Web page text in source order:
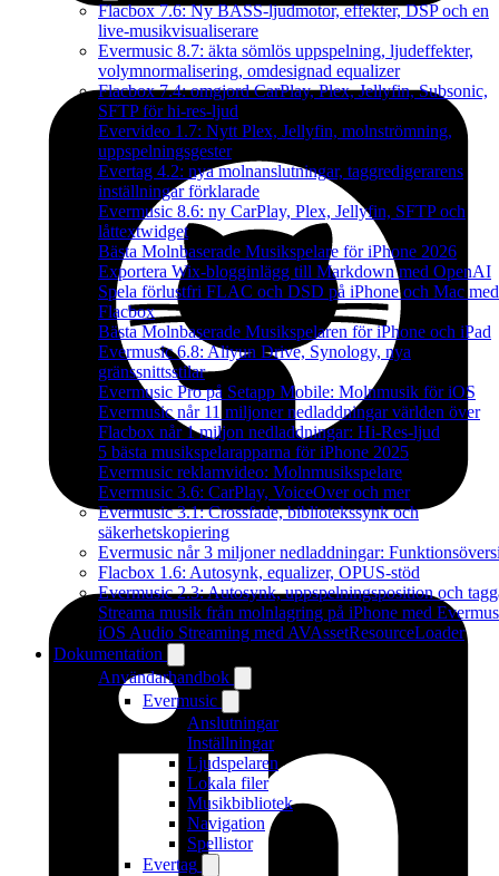
Flacbox 7.6: Ny BASS-ljudmotor, effekter, DSP och en
live-musikvisualiserare
Evermusic 8.7: äkta sömlös uppspelning, ljudeffekter,
volymnormalisering, omdesignad equalizer
Flacbox 7.4: omgjord CarPlay, Plex, Jellyfin, Subsonic,
SFTP för hi-res-ljud
Evervideo 1.7: Nytt Plex, Jellyfin, molnströmning,
uppspelningsgester
Evertag 4.2: nya molnanslutningar, taggredigerarens
inställningar förklarade
Evermusic 8.6: ny CarPlay, Plex, Jellyfin, SFTP och
låttextwidget
Bästa Molnbaserade Musikspelare för iPhone 2026
Exportera Wix-blogginlägg till Markdown med OpenAI
Spela förlustfri FLAC och DSD på iPhone och Mac med
Flacbox
Bästa Molnbaserade Musikspelaren för iPhone och iPad
Evermusic 6.8: Aliyun Drive, Synology, nya
gränssnittsstilar
Evermusic Pro på Setapp Mobile: Molnmusik för iOS
Evermusic når 11 miljoner nedladdningar världen över
Flacbox når 1 miljon nedladdningar: Hi-Res-ljud
5 bästa musikspelarapparna för iPhone 2025
Evermusic reklamvideo: Molnmusikspelare
Evermusic 3.6: CarPlay, VoiceOver och mer
Evermusic 3.1: Crossfade, bibliotekssynk och
säkerhetskopiering
Evermusic når 3 miljoner nedladdningar:
Flacbox 1.6: Autosynk, equalizer, OPUS-stöd
Evermusic 2.3: Autosynk, uppspelningsposition och
Streama musik från molnlagring på iPhone med
iOS Audio Streaming med AVAssetResourceLoader
Dokumentation
Användarhandbok
Evermusic
Anslutningar
Inställningar
Ljudspelaren
Lokala filer
Musikbibliotek
Navigation
Spellistor
Evertag